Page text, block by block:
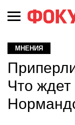
МНЕНИЯ
Что ждет